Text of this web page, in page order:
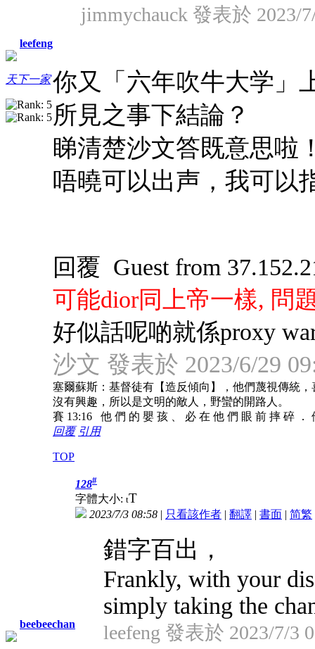
leefeng
天下一家
jimmychauck 發表於 2023/
你又「六年吹牛大学」
所見之事下結論？
睇清楚沙文答既意思啦
唔曉可以出声，我可以
回覆 Guest from
可能dior同上帝一樣, 問
好似話呢啲就係proxy
沙文 發表於 2023/6/29
塞爾蘇斯：基督徒有【造反傾向】，他們蔑視傳統
沒有興趣，所以是文明的敵人，野蠻的開路人。
賽 13:16 他 們 的 嬰 孩 、 必 在 他 們 眼 前 摔 碎 ．
回覆 引用
TOP
beebeechan
128#
字體大小: tT
2023/7/3 08:58 | 只看該作者 | 翻譯 | 書面 | 简繁
錯字百出，
Frankly, with your
simply taking the
leefeng 發表於 2023/7/3